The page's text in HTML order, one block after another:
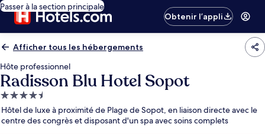
Passer à la section principale
Obtenir l’appli
Afficher tous les hébergements
Hôte professionnel
Radisson Blu Hotel Sopot
Hébergement
4.5 étoiles
Hôtel de luxe à proximité de Plage de Sopot, en liaison directe avec le
centre des congrès et disposant d'un spa avec soins complets